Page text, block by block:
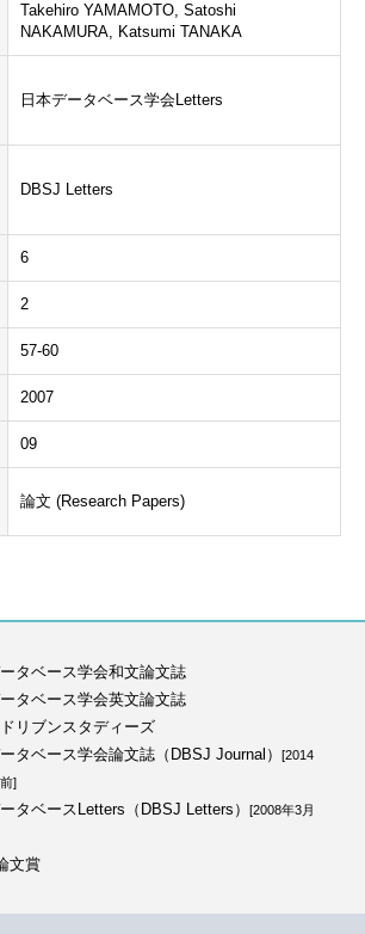
Takehiro YAMAMOTO, Satoshi
NAKAMURA, Katsumi TANAKA
日本データベース学会Letters
DBSJ Letters
6
2
57-60
2007
09
論文 (Research Papers)
タベース学会和文論文誌
タベース学会英文論文誌
リブンスタディーズ
タベース学会論文誌（DBSJ Journal）
[2014
]
タベースLetters（DBSJ Letters）
[2008年3月
文賞